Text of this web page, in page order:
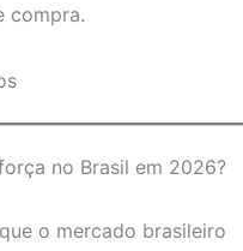
compra.
no Brasil em 2026?
o mercado brasileiro